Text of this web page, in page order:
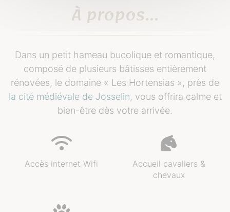
À propos...
Dans un petit hameau bucolique et romantique,
composé de plusieurs bâtisses entièrement
rénovées, le domaine « Les Hortensias », près de
la cité médiévale de Josselin, vous offrira calme et
bien-être dès votre arrivée.
Accès internet Wifi
Accueil cavaliers &
chevaux